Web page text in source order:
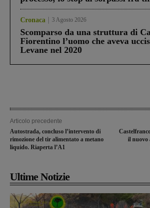
Cronaca 3 Agosto 2026
Scomparso da una struttura di
Fiorentino l’uomo che aveva
Levane nel 2020
Articolo precedente
Autostrada, concluso l’intervento di
rimozione del tir alimentato a metano
liquido. Riaperta l’A1
il nuovo
Ultime Notizie